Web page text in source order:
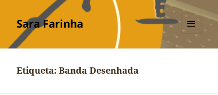
Sara Farinha
MENU
Etiqueta:Banda Desenhada